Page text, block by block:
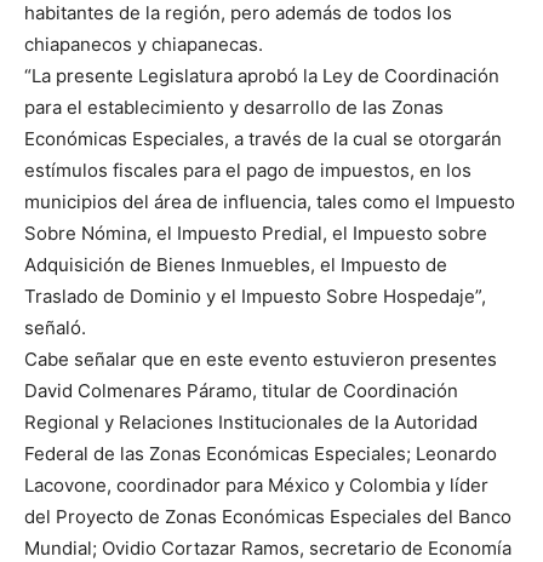
habitantes de la región, pero además de todos los
chiapanecos y chiapanecas.
“La presente Legislatura aprobó la Ley de Coordinación
para el establecimiento y desarrollo de las Zonas
Económicas Especiales, a través de la cual se otorgarán
estímulos fiscales para el pago de impuestos, en los
municipios del área de influencia, tales como el Impuesto
Sobre Nómina, el Impuesto Predial, el Impuesto sobre
Adquisición de Bienes Inmuebles, el Impuesto de
Traslado de Dominio y el Impuesto Sobre Hospedaje”,
señaló.
Cabe señalar que en este evento estuvieron presentes
David Colmenares Páramo, titular de Coordinación
Regional y Relaciones Institucionales de la Autoridad
Federal de las Zonas Económicas Especiales; Leonardo
Lacovone, coordinador para México y Colombia y líder
del Proyecto de Zonas Económicas Especiales del Banco
Mundial; Ovidio Cortazar Ramos, secretario de Economía